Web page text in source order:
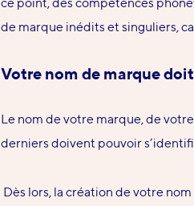
de marque inéditset singuliers,
Votre nom de marque
Le nom de votre marque, de
derniers doivent pouvoir
Dès lors, la création de votre